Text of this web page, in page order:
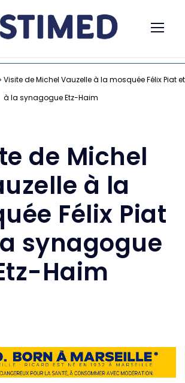
Visite de Michel Vauzelle à la mosquée Félix Piat et
à la synagogue Etz-Haim
de Michel
à la
Félix Piat
synagogue
Haim